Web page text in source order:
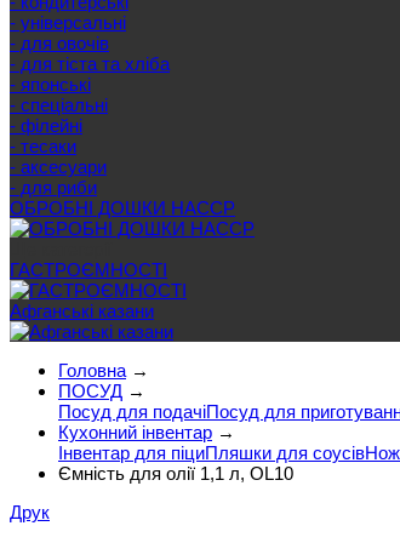
- універсальні
- для овочів
- для тіста та хліба
- японські
- спеціальні
- філейні
- тесаки
- аксесуари
- для риби
ОБРОБНІ ДОШКИ HACCP
ГАСТРОЄМНОСТІ
Афганські казани
Головна →
ПОСУД →
Посуд для подачіПосуд для
Кухонний інвентар →
Інвентар для піциПляшки для соусів
Ємність для олії 1,1 л, OL10
Друк